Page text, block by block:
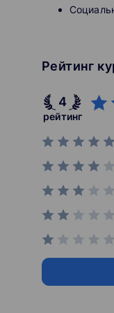
Рейтинг
4
рейтинг